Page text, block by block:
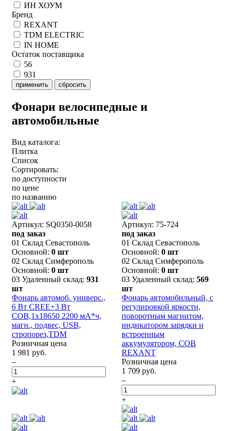
ИН ХОУМ
Бренд
REXANT
TDM ELECTRIC
IN HOME
Остаток поставщика
56
931
применить сбросить
Фонари велосипедные и
автомобильные
Вид каталога:
Плитка
Список
Сортировать:
по доступности
по цене
по названию
Артикул: SQ0350-0058
под заказ
01 Склад Севастополь
Основной: 0 шт
02 Склад Симферополь
Основной: 0 шт
03 Удаленный склад: 931
шт
Фонарь автомоб. универс.,
6 Вт CREE+3 Вт
COB,1x18650 2200 мА*ч,
магн., подвес, USB,
стропорез,TDM
Розничная цена
1 981 руб.
–
+
Артикул: 75-724
под заказ
01 Склад Севастополь
Основной: 0 шт
02 Склад Симферополь
Основной: 0 шт
03 Удаленный склад: 569
шт
Фонарь автомобильный, с
регулировкой яркости,
поворотным магнитом,
индикатором зарядки и
встроенным
аккумулятором, СОВ
REXANT
Розничная цена
1 709 руб.
–
+